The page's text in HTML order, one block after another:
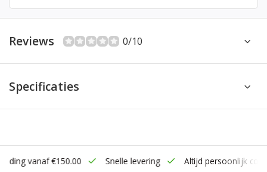
Reviews 0/10
Specificaties
vanaf €150.00 Snelle levering Altijd persoonlijk